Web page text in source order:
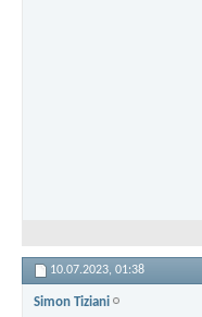
10.07.2023, 01:38
Simon Tiziani